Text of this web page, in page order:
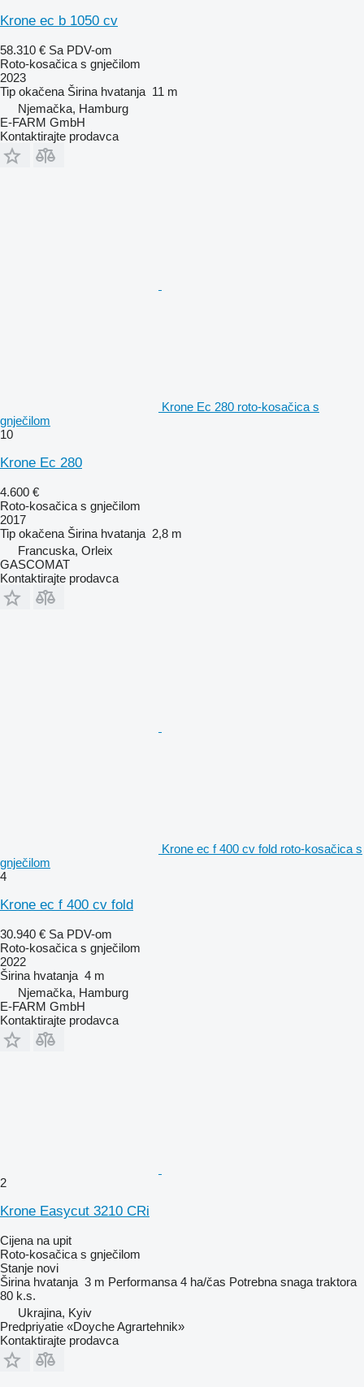
Krone ec b 1050 cv
58.310 € Sa PDV-om
Roto-kosačica s gnječilom
2023
Tip okačena Širina hvatanja 11 m
Njemačka, Hamburg
E-FARM GmbH
Kontaktirajte prodavca
Krone Ec 280 roto-kosačica s
gnječilom
10
Krone Ec 280
4.600 €
Roto-kosačica s gnječilom
2017
Tip okačena Širina hvatanja 2,8 m
Francuska, Orleix
GASCOMAT
Kontaktirajte prodavca
Krone ec f 400 cv fold roto-kosačica s
gnječilom
4
Krone ec f 400 cv fold
30.940 € Sa PDV-om
Roto-kosačica s gnječilom
2022
Širina hvatanja 4 m
Njemačka, Hamburg
E-FARM GmbH
Kontaktirajte prodavca
2
Krone Easycut 3210 CRi
Cijena na upit
Roto-kosačica s gnječilom
Stanje novi
Širina hvatanja 3 m Performansa 4 ha/čas Potrebna snaga traktora
80 k.s.
Ukrajina, Kyiv
Predpriyatie «Doyche Agrartehnik»
Kontaktirajte prodavca